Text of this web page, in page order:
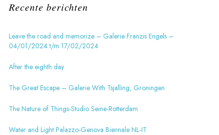
Recente berichten
Leave the road and memorize – Galerie Franzis Engels –
04/01/2024 t/m 17/02/2024
After the eighth day
The Great Escape – Galerie With Tsjalling, Groningen
The Nature of Things-Studio Seine-Rotterdam
Water and Light Palazzo-Genova Biennale NL-IT